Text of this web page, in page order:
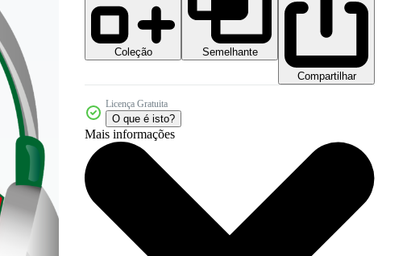
Coleção
Semelhante
Compartilhar
Licença Gratuita
O que é isto?
Mais informações